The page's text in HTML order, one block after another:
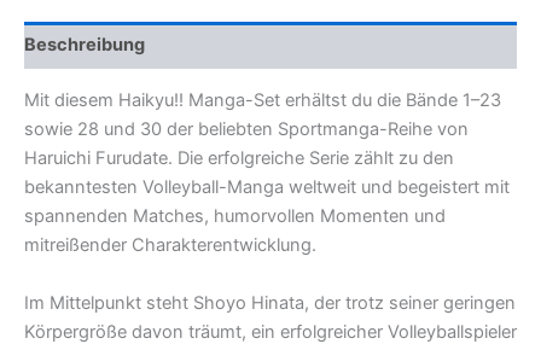
Beschreibung
Mit diesem Haikyu!! Manga-Set erhältst du die Bände 1–23
sowie 28 und 30 der beliebten Sportmanga-Reihe von
Haruichi Furudate. Die erfolgreiche Serie zählt zu den
bekanntesten Volleyball-Manga weltweit und begeistert mit
spannenden Matches, humorvollen Momenten und
mitreißender Charakterentwicklung.
Im Mittelpunkt steht Shoyo Hinata, der trotz seiner geringen
Körpergröße davon träumt, ein erfolgreicher Volleyballspieler